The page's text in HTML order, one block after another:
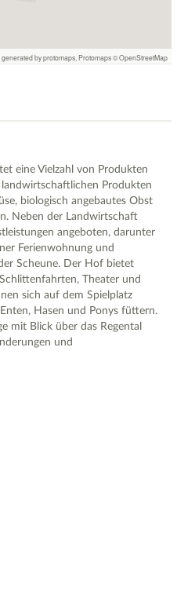
generated by protomaps Protomaps©OpenStreetMap
eine Vielzahl von Produkten
Produkten
biologisch angebautes Obst
Neben der Landwirtschaft
angeboten, darunter
Ferienwohnung und
Scheune. Der Hof bietet
Theater und
sich auf dem Spielplatz
Hasen und Ponys füttern.
mit Blick über das Regental
und